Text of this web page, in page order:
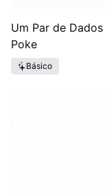
Um Par de
Poke
Básico